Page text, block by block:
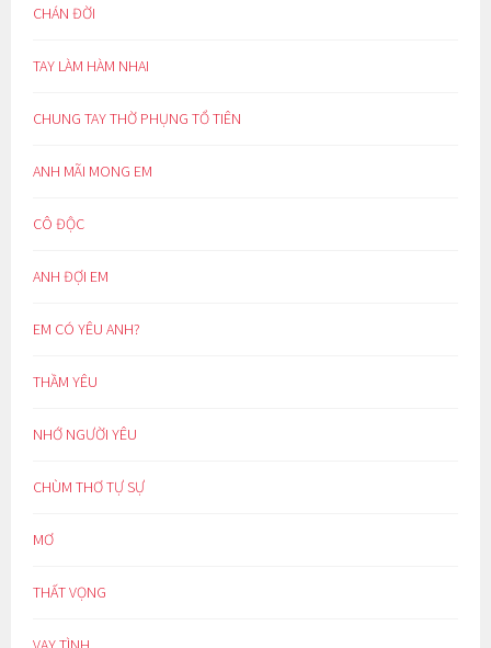
CHÁN ĐỜI
TAY LÀM HÀM NHAI
CHUNG TAY THỜ PHỤNG TỔ TIÊN
ANH MÃI MONG EM
CÔ ĐỘC
ANH ĐỢI EM
EM CÓ YÊU ANH?
THẦM YÊU
NHỚ NGƯỜI YÊU
CHÙM THƠ TỰ SỰ
MƠ
THẤT VỌNG